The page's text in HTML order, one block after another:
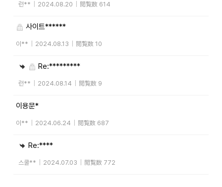
런** 2024.08.20 閲覧数 614
사이트******
이** 2024.08.13 閲覧数 10
Re:*********
런** 2024.08.14 閲覧数 9
이용문*
이** 2024.06.24 閲覧数 687
Re:****
스쿨** 2024.07.03 閲覧数 772